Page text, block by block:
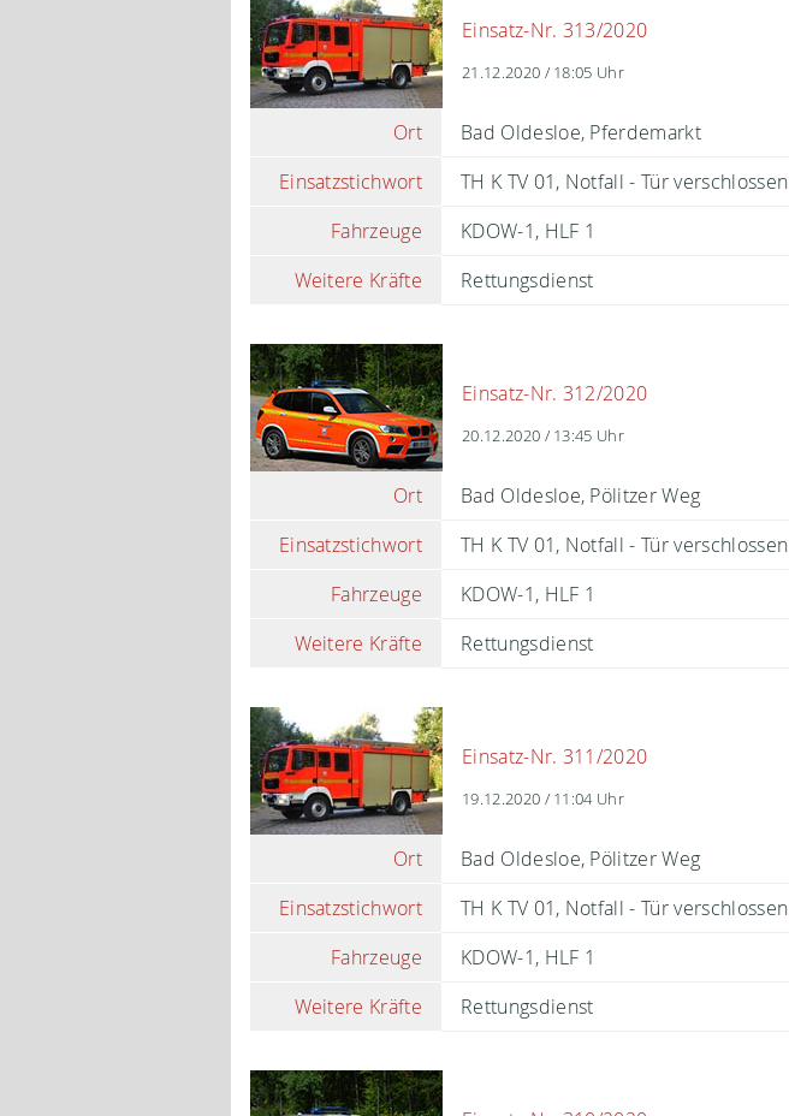
Einsatz-Nr. 313/2020
21.12.2020 / 18:05 Uhr
Ort
Bad Oldesloe, Pferdemarkt
Einsatzstichwort
TH K TV 01, Notfall - Tür verschlossen
Fahrzeuge
KDOW-1 HLF 1
Weitere Kräfte
Rettungsdienst
Einsatz-Nr. 312/2020
20.12.2020 / 13:45 Uhr
Ort
Bad Oldesloe, Pölitzer Weg
Einsatzstichwort
TH K TV 01, Notfall - Tür verschlossen
Fahrzeuge
KDOW-1 HLF 1
Weitere Kräfte
Rettungsdienst
Einsatz-Nr. 311/2020
19.12.2020 / 11:04 Uhr
Ort
Bad Oldesloe, Pölitzer Weg
Einsatzstichwort
TH K TV 01, Notfall - Tür verschlossen
Fahrzeuge
KDOW-1 HLF 1
Weitere Kräfte
Rettungsdienst